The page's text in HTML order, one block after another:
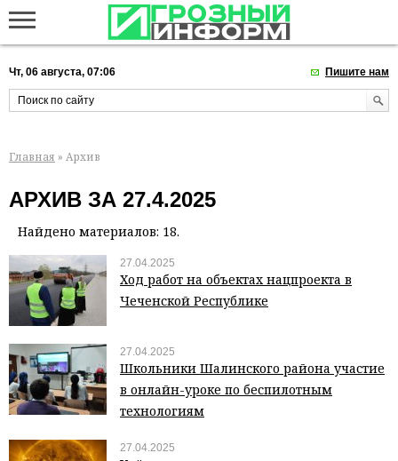
Чт, 06 августа, 07:06 Пишите нам
Главная » Архив
АРХИВ ЗА 27.4.2025
Найдено материалов: 18.
27.04.2025
Ход работ на объектах нацпроекта в
Чеченской Республике
27.04.2025
Школьники Шалинского района участие
в онлайн-уроке по беспилотным
технологиям
27.04.2025